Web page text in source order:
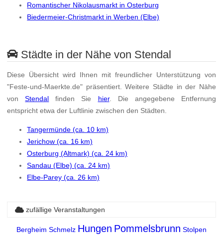
Romantischer Nikolausmarkt in Osterburg
Biedermeier-Christmarkt in Werben (Elbe)
Städte in der Nähe von Stendal
Diese Übersicht wird Ihnen mit freundlicher Unterstützung von
"Feste-und-Maerkte.de" präsentiert. Weitere Städte in der Nähe
vonStendal finden Sie hier. Die angegebene Entfernung
entspricht etwa der Luftlinie zwischen den Städten.
Tangermünde (ca. 10 km)
Jerichow (ca. 16 km)
Osterburg (Altmark) (ca. 24 km)
Sandau (Elbe) (ca. 24 km)
Elbe-Parey (ca. 26 km)
zufällige Veranstaltungen
Bergheim Schmelz Hungen Pommelsbrunn Stolpen